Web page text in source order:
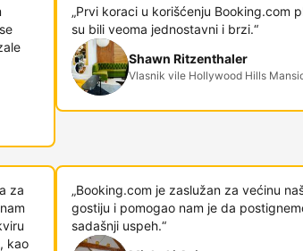
„Prvi koraci u korišćenju Booking.com
su bili veoma jednostavni i brzi.“
Shawn Ritzenthaler
Vlasnik vile Hollywood Hills
za
kao
„Booking.com je zaslužan za većinu
gostiju i pomogao nam je da
sadašnji uspeh.“